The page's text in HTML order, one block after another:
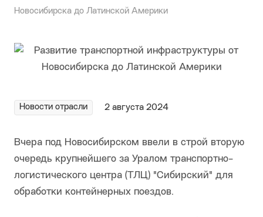
Новосибирска до Латинской Америки
Новости отрасли 2 августа 2024
Вчера под Новосибирском ввели в строй вторую
очередь крупнейшего за Уралом транспортно-
логистического центра (ТЛЦ) "Сибирский" для
обработки контейнерных поездов.